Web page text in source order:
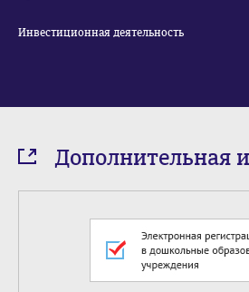
Инвестиционная деятельность
Дополнительная